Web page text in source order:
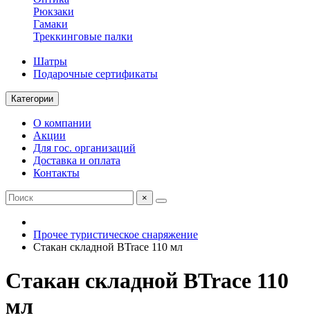
Рюкзаки
Гамаки
Треккинговые палки
Шатры
Подарочные сертификаты
Категории
О компании
Акции
Для гос. организаций
Доставка и оплата
Контакты
×
Прочее туристическое снаряжение
Стакан складной BTrace 110 мл
Стакан складной BTrace 110
мл